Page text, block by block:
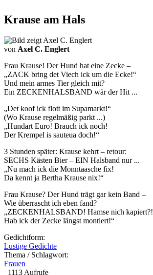
Krause am Hals
von Axel C. Englert
Frau Krause! Der Hund hat eine Zecke –
„ZACK bring det Viech ick um die Ecke!“
Und mein armes Tier gleich mit?
Ein ZECKENHALSBAND wär der Hit ...
„Det koof ick flott im Supamarkt!“
(Wo Krause regelmäßig parkt ...)
„Hundart Euro! Brauch ick noch!
Der Krempel is sauteua doch!“
3 Stunden später: Krause kehrt – retour:
SECHS Kästen Bier – EIN Halsband nur ...
„Nu mach ick die Monntaasche fix!
Da kennt ja Bertha Krause nix!“
Frau Krause? Der Hund trägt gar kein Band –
Wie überrascht ich eben fand?
„ZECKENHALSBAND! Hamse nich kapiert?!
Hab ick der Zecke längst montiert!“
Gedichtform:
Lustige Gedichte
Thema / Schlagwort:
Frauen
1113 Aufrufe